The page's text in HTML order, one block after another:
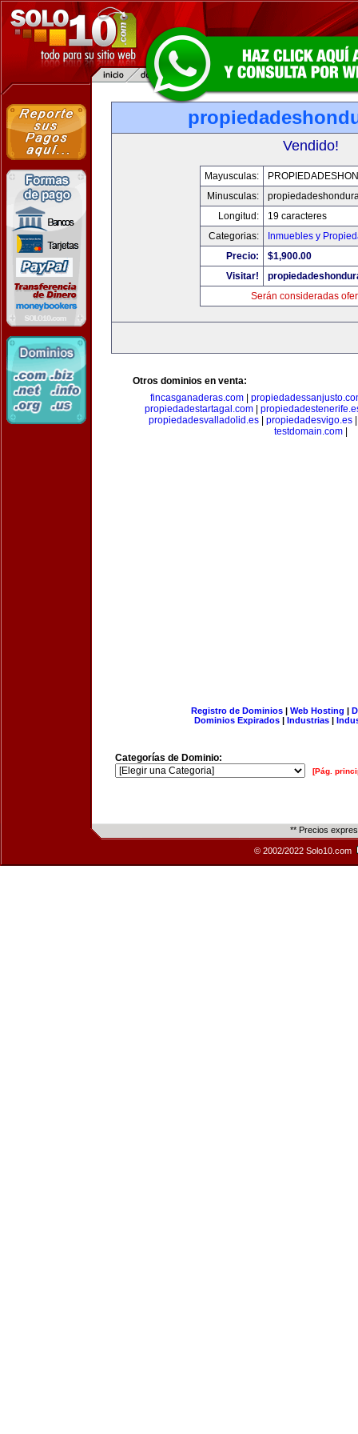
Vendido!
Mayusculas:
Minusculas:
Longitud:
19 caracteres
Categorias:
Inmuebles y
Precio:
$1,900.00
Visitar!
Serán consideradas
Otros dominios en venta:
fincasganaderas.com
propiedadestartagal.com|
propiedadesvalladolid.es
propiedadesvigo.es
testdomain.com
Registro de Dominios| Web Hosting |
Dominios Expirados | Industrias |
Categorías de Dominio:
[Pág.
** Precios
© 2002/2022 Solo10.com